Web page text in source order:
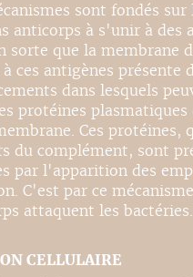
sont fondés sur
anticorps à s'unir à des
sorte que la membrane
ces antigènes présente
dans lesquels
protéines
Ces protéines,
du complément, sont
par l'apparition des
C'est par ce
attaquent les bactéries.
CELLULAIRE